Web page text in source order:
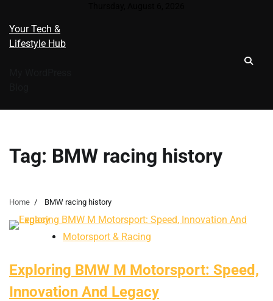
content
Your Tech &
Lifestyle Hub
Tag: BMW racing history
Home BMW racing history
Motorsport & Racing
Exploring BMW M Motorsport: Speed,
Innovation And Legacy